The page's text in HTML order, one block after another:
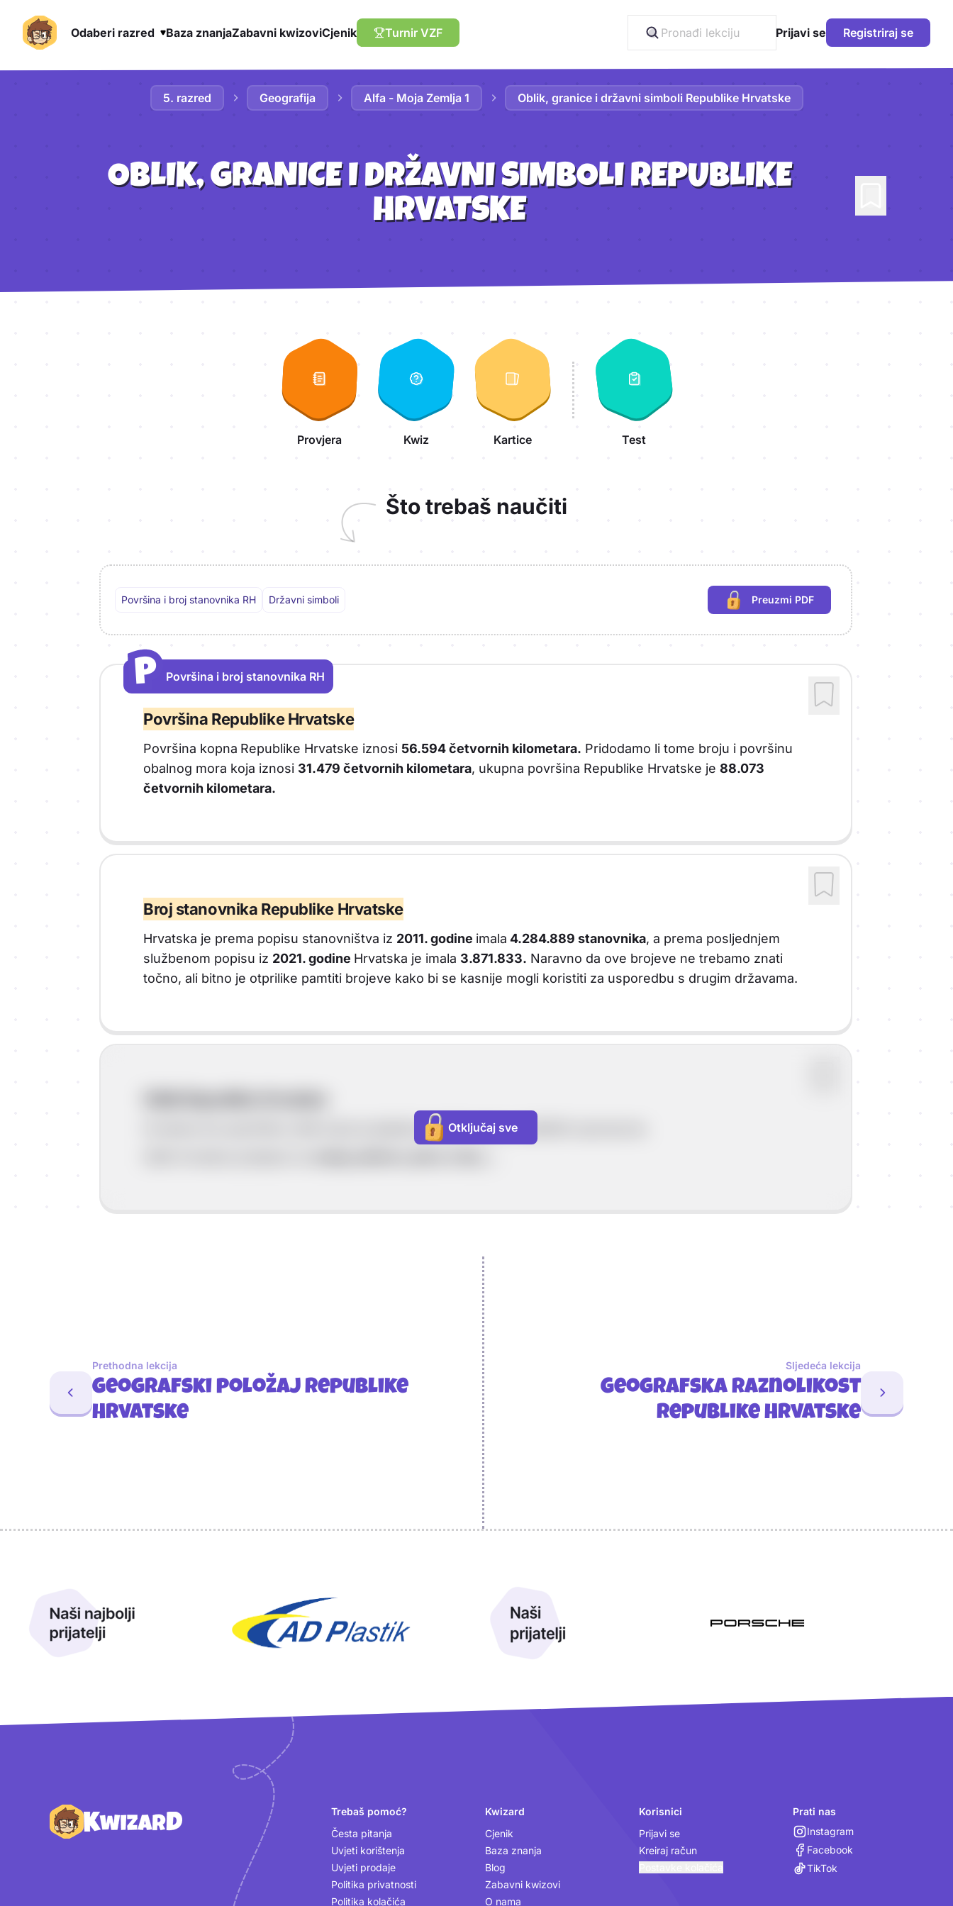
Odaberi razred Baza znanjaZabavni kwizoviCjenik Turnir VZF Prijavi se Registriraj se
5. razred
Geografija Alfa - Moja Zemlja 1 Oblik, granice i državni simboli Republike Hrvatske
OBLIK, GRANICE I DRŽAVNI SIMBOLI REPUBLIKE
HRVATSKE
Provjera Kwiz Kartice Test
Što trebaš naučiti
Površina i broj stanovnika RH Državni simboli Preuzmi PDF
(potrebna prijava)
P
P
Površina i broj stanovnika RH
Površina Republike Hrvatske
Površina kopna Republike Hrvatske iznosi 56.594 četvornih kilometara. Pridodamo li tome broju i površinu
obalnog mora koja iznosi 31.479 četvornih kilometara, ukupna površina Republike Hrvatske je 88.073
četvornih kilometara.
Broj stanovnika Republike Hrvatske
Hrvatska je prema popisu stanovništva iz 2011. godine imala 4.284.889 stanovnika, a prema posljednjem
službenom popisu iz 2021. godine Hrvatska je imala 3.871.833. Naravno da ove brojeve ne trebamo znati
točno, ali bitno je otprilike pamtiti brojeve kako bi se kasnije mogli koristiti za usporedbu s drugim državama.
Hrvatska ima specifičan oblik koji je posljedica brojnih ratova i političkih sporazuma.
Otključaj sve
Prethodna lekcija
Geografski položaj Republike
Hrvatske
Sljedeća lekcija
Geografska raznolikost
Republike Hrvatske
Podnožje
Trebaš pomoć?
Česta pitanja
Uvjeti korištenja
Uvjeti prodaje
Politika privatnosti
Politika kolačića
Kwizard
Cjenik
Baza znanja
Blog
Zabavni kwizovi
O nama
Korisnici
Prijavi se
Kreiraj račun
Prati nas
Instagram
Facebook
TikTok